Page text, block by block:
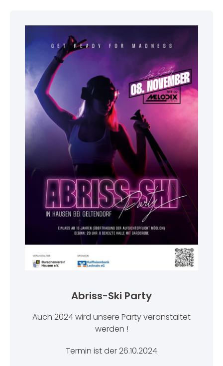
Abriss-Ski Party
Auch 2024 wird unsere Party veranstaltet
werden !
Termin ist der 26.10.2024